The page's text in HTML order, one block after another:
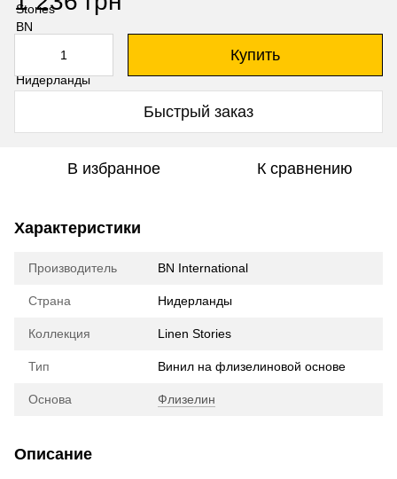
Купить
Быстрый заказ
В избранное К сравнению
Характеристики
Производитель BN International
Страна Нидерланды
Коллекция Linen Stories
Тип Винил на флизелиновой основе
Основа Флизелин
Описание